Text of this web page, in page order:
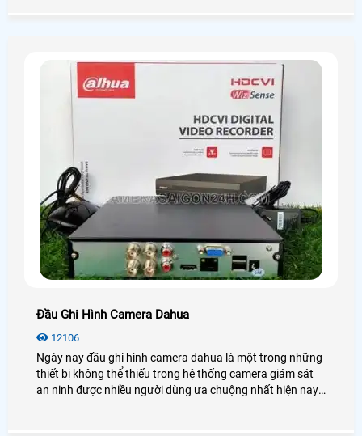
Đầu Ghi Hình Camera Dahua
12106
Ngày nay đầu ghi hình camera dahua là một trong những
thiết bị không thể thiếu trong hệ thống camera giám sát
an ninh được nhiều người dùng ưa chuộng nhất hiện nay.